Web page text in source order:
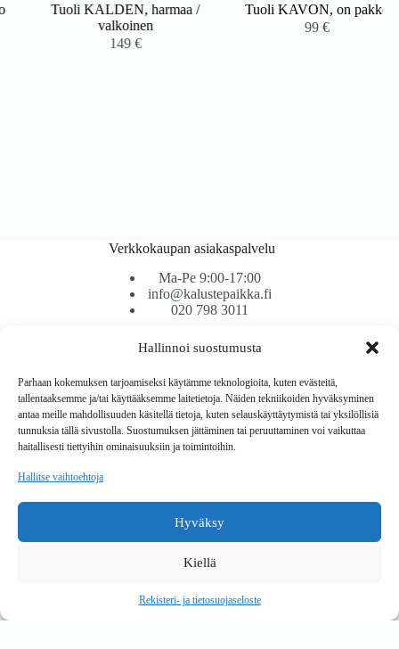
Hallinnoi suostumusta
Parhaan kokemuksen tarjoamiseksi käytämme teknologioita, kuten evästeitä,
tallentaaksemme ja/tai käyttääksemme laitetietoja. Näiden tekniikoiden hyväksyminen
antaa meille mahdollisuuden käsitellä tietoja, kuten selauskäyttäytymistä tai yksilöllisiä
tunnuksia tällä sivustolla. Suostumuksen jättäminen tai peruuttaminen voi vaikuttaa
haitallisesti tiettyihin ominaisuuksiin ja toimintoihin.
Hallitse vaihtoehtoja
Hyväksy
Kiellä
Rekisteri- ja tietosuojaseloste
Tuoli KALDEN, harmaa /
valkoinen
€
Tuoli KAVON, on pakko
Verkkokaupan asiakaspalvelu
Ma-Pe 9:00-17:00
info@kalustepaikka.fi
020 798 3011
Tavarantoimitus / Maksutavat
Toimitustavat
Maksutavat
Vaihto ja palautus
Reklamaatiot
Copyright © 2026 Kalustepaikka